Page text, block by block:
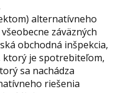
alternatívneho
záväzných
obchodná inšpekcia,
ktorý je spotrebiteľom,
sa nachádza
riešenia